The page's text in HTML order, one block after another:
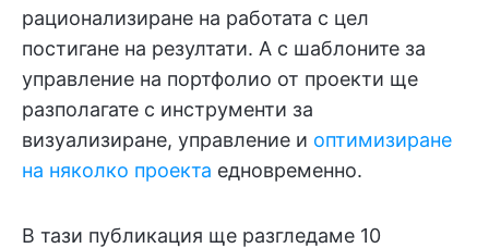
рационализиране на работата с цел
постигане на резултати. А с шаблоните за
управление на портфолио от проекти ще
разполагате с инструменти за
визуализиране, управление и оптимизиране
на няколко проекта едновременно.
В тази публикация ще разгледаме 10